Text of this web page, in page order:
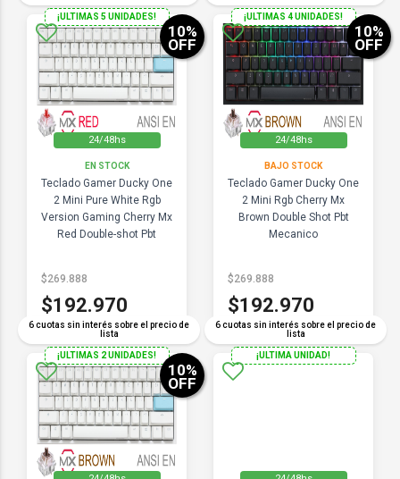
24/48hs
¡ULTIMAS 5 UNIDADES!
EN STOCK
Teclado Gamer Ducky One
2 Mini Pure White Rgb
Version Gaming Cherry Mx
Red Double-shot Pbt
6 cuotas sin interés sobre el precio de
lista
10%
OFF
$269.888
$192.970
24/48hs
¡ULTIMAS 4 UNIDADES!
BAJO STOCK
Teclado Gamer Ducky One
2 Mini Rgb Cherry Mx
Brown Double Shot Pbt
Mecanico
6 cuotas sin interés sobre el precio de
lista
10%
OFF
$269.888
$192.970
¡ULTIMAS 2 UNIDADES!
10%
OFF
¡ULTIMA UNIDAD!